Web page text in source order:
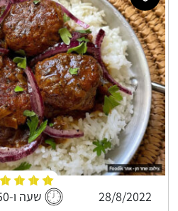
28/8/2022 שעה ו-50 דקות